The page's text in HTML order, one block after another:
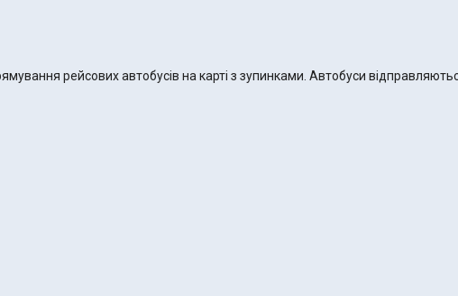
рейсових автобусів на карті з зупинками. Автобуси